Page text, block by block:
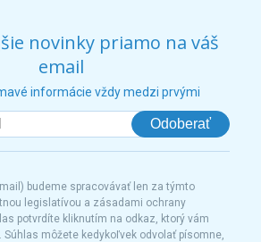
novinky priamo na váš
email
informácie vždy medzi prvými
Odoberať
budeme spracovávať len za týmto
legislatívou a zásadami ochrany
potvrdíte kliknutím na odkaz, ktorý vám
Súhlas môžete kedykoľvek odvolať písomne,